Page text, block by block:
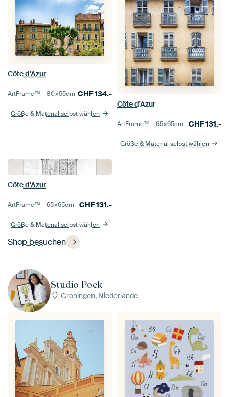
Shop besuchen
Côte d'Azur
ArtFrame™ –80×55cm CHF134.-
Größe & Material selbst wählen
Côte d'Azur
ArtFrame™ –65×65cm CHF131.-
Größe & Material selbst wählen
Côte d'Azur
ArtFrame™ –65×65cm CHF131.-
Größe & Material selbst wählen
Studio Poek
Groningen, Niederlande